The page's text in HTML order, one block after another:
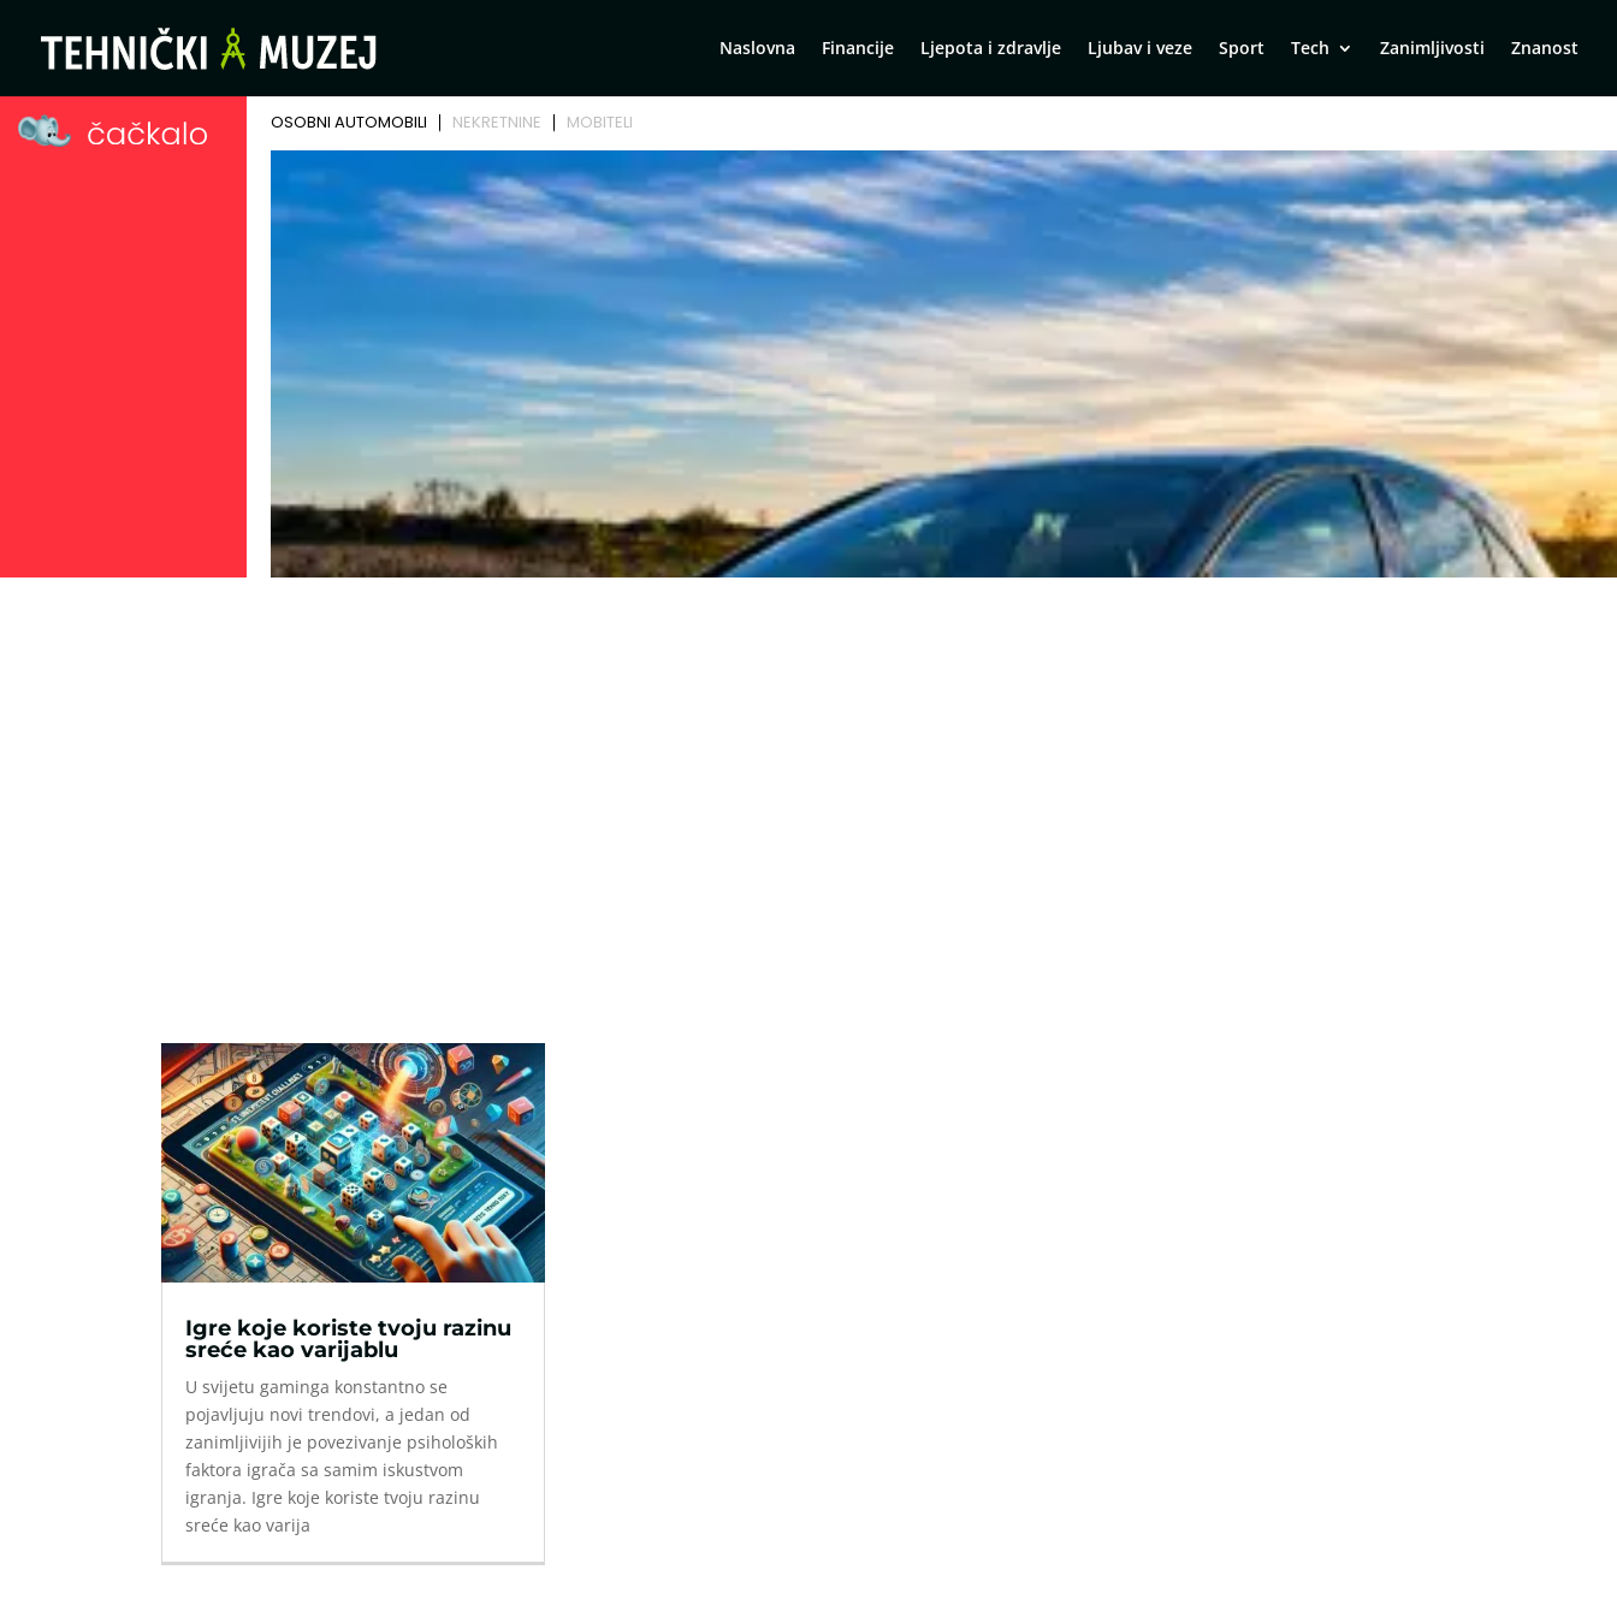
Naslovna Financije Ljepota i zdravlje Ljubav i veze Sport Tech Zanimljivosti Znanost
Igre koje koriste tvoju razinu
sreće kao varijablu
U svijetu gaminga konstantno se
pojavljuju novi trendovi, a jedan od
zanimljivijih je povezivanje psiholoških
faktora igrača sa samim iskustvom
igranja. Igre koje koriste tvoju razinu
sreće kao varija